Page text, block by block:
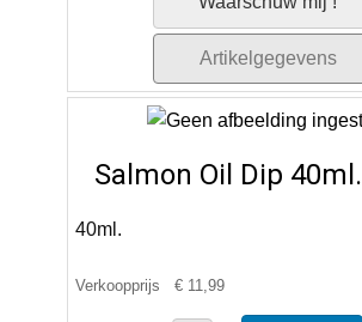
Artikelgegevens
Salmon Oil Dip 40ml.
40ml.
Verkoopprijs € 11,99